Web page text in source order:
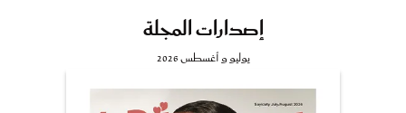
إصدارات المجلة
يوليو و أغسطس 2026